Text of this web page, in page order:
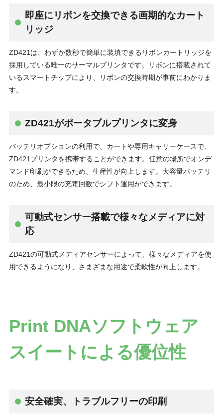
即座にリボンを交換できる画期的なカート
リッジ
ZD421は、わずか数秒で簡単に装填できるリボンカートリッジを
採用している唯一のサーマルプリンタです。リボンに搭載されて
いるスマートチップにより、リボンの交換時期が事前にわかりま
す。
ZD421がポータブルプリンタに変身
バッテリオプションの利用で、カートや専用キャリーケースで、
ZD421プリンタを携帯することができます。任意の場所でオンデ
マンド印刷ができるため、生産性が向上します。大容量バッテリ
のため、最小限の充電回数でシフト運用ができます。
可動式センサー搭載で様々なメディアに対
応
ZD421の可動式メディアセンサーによって、様々なメディアを使
用できるようになり、さまざまな用途で柔軟性が向上します。
Print DNAソフトウェア
スイートによる優位性
安全確実、トラブルフリーの印刷